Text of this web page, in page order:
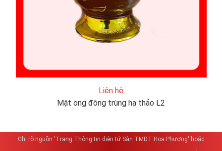
Liên hệ
Mật ong đông trùng hạ thảo L2
Ghi rõ nguồn 'Trang Thông tin điện tử Sàn TMĐT Hoa Phượng' hoặc